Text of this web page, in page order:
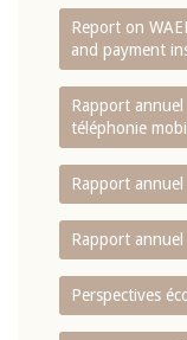
Report on
and payment
Rapport annuel
téléphonie
Rapport annuel
Rapport annuel
Perspectives